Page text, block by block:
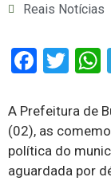
Reais Notícias
A Prefeitura de
(02), as
política do
aguardada por